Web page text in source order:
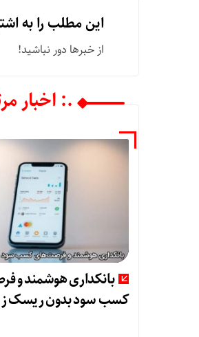
این مطلب را به
از خبرها دور نباشید!
.: اخبار
بانکداری هوشمند و
کسب سود بدون ریسک